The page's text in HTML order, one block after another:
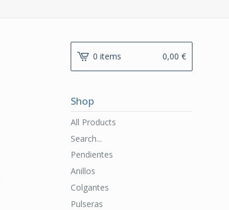
0 items 0,00 €
Shop
All Products
Search...
Pendientes
Anillos
Colgantes
Pulseras